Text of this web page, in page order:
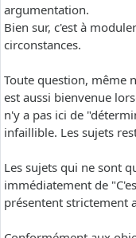
argumentation.
Bien sur, c'est à
circonstances.
Toute question, même
est aussi bienvenue
n'y a pas ici de
infaillible. Les sujets
Les sujets qui ne sont
immédiatement de
présentent strictement